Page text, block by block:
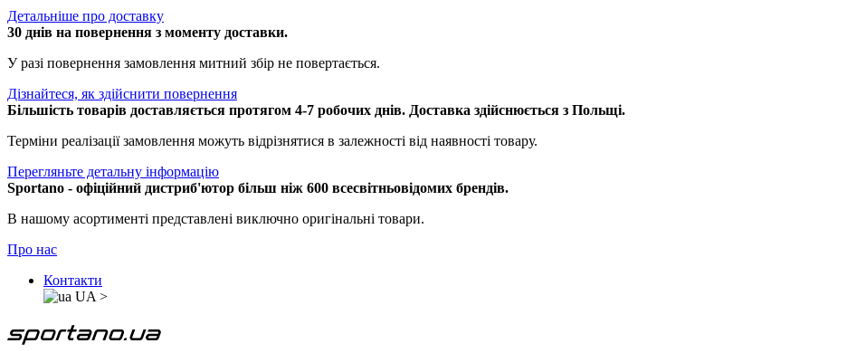
Детальніше про доставку
30 днів на повернення з моменту доставки.
У разі повернення замовлення митний збір не повертається.
Дізнайтеся, як здійснити повернення
Більшість товарів доставляється протягом 4-7 робочих днів. Доставка здійснюється з Польщі.
Терміни реалізації замовлення можуть відрізнятися в залежності від наявності товару.
Перегляньте детальну інформацію
Sportano - офіційний дистриб'ютор більш ніж 600 всесвітньовідомих брендів.
В нашому асортименті представлені виключно оригінальні товари.
Про нас
Контакти
UA >